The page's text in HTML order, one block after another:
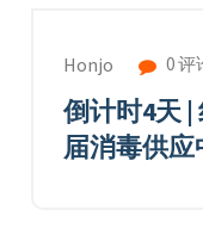
Honjo 0 评
倒计时4天 |
届消毒供